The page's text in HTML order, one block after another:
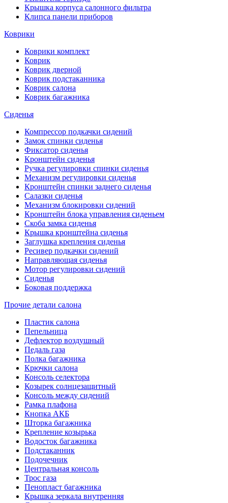
Крышка корпуса салонного фильтра
Клипса панели приборов
Коврики
Коврики комплект
Коврик
Коврик дверной
Коврик подстаканника
Коврик салона
Коврик багажника
Сиденья
Компрессор подкачки сидений
Замок спинки сиденья
Фиксатор сиденья
Кронштейн сиденья
Ручка регулировки спинки сиденья
Механизм регулировки сиденья
Кронштейн спинки заднего сиденья
Салазки сиденья
Механизм блокировки сидений
Кронштейн блока управления сиденьем
Скоба замка сиденья
Крышка кронштейна сиденья
Заглушка крепления сиденья
Ресивер подкачки сидений
Направляющая сиденья
Мотор регулировки сидений
Сиденья
Боковая поддержка
Прочие детали салона
Пластик салона
Пепельница
Дефлектор воздушный
Педаль газа
Полка багажника
Крючки салона
Консоль селектора
Козырек солнцезащитный
Консоль между сидений
Рамка плафона
Кнопка АКБ
Шторка багажника
Крепление козырька
Водосток багажника
Подстаканник
Подочечник
Центральная консоль
Трос газа
Пенопласт багажника
Крышка зеркала внутренняя